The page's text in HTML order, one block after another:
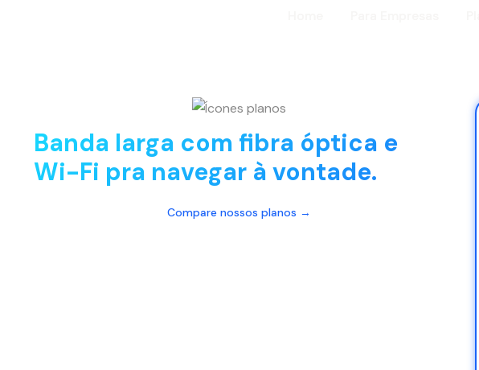
Banda larga com fibra óptica e
Wi-Fi pra navegar à vontade.
Compare nossos planos →